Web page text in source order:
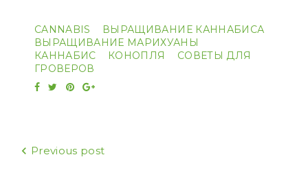
CANNABIS
ВЫРАЩИВАНИЕ КАННАБИСА
ВЫРАЩИВАНИЕ МАРИХУАНЫ
КАННАБИС
КОНОПЛЯ
СОВЕТЫ ДЛЯ
ГРОВЕРОВ
Facebook
TwitterPinterestGoogle+
Навигация
Previous post